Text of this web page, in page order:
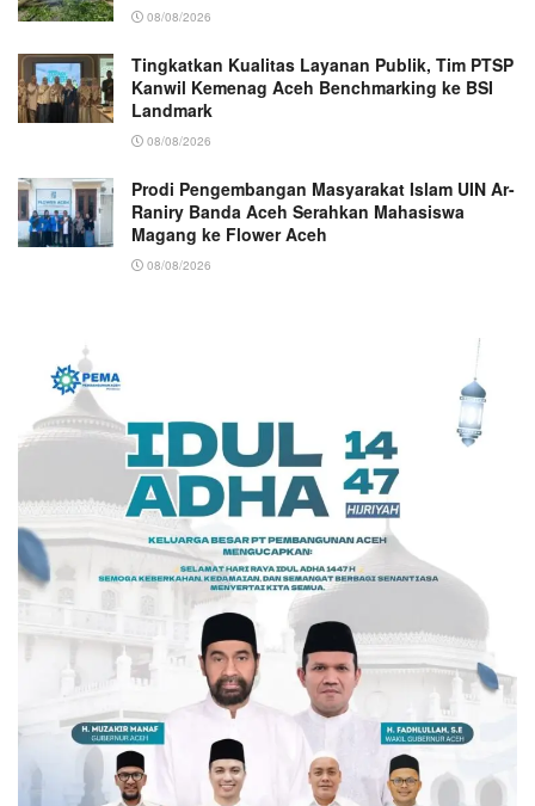
08/08/2026
Tingkatkan Kualitas Layanan Publik, Tim PTSP
Kanwil Kemenag Aceh Benchmarking ke BSI
Landmark
08/08/2026
Prodi Pengembangan Masyarakat Islam UIN Ar-
Raniry Banda Aceh Serahkan Mahasiswa
Magang ke Flower Aceh
08/08/2026